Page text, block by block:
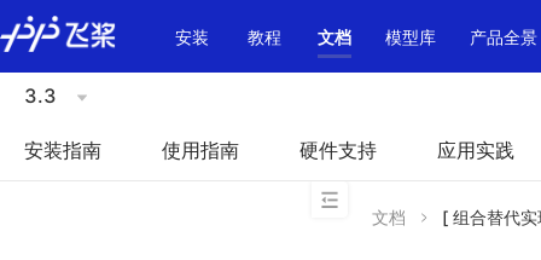
\u200E
安装
教程 文档 模型库 产品全景
3.3
安装指南 使用指南 硬件支持 应用实践
文档 [ 组合替代